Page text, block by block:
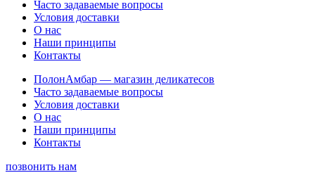
Часто задаваемые вопросы
Условия доставки
О нас
Наши принципы
Контакты
ПолонАмбар — магазин деликатесов
Часто задаваемые вопросы
Условия доставки
О нас
Наши принципы
Контакты
позвонить нам